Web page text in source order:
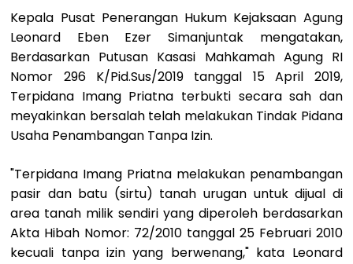
Kepala Pusat Penerangan Hukum Kejaksaan Agung
Leonard Eben Ezer Simanjuntak mengatakan,
Berdasarkan Putusan Kasasi Mahkamah Agung RI
Nomor 296 K/Pid.Sus/2019 tanggal 15 April 2019,
Terpidana Imang Priatna terbukti secara sah dan
meyakinkan bersalah telah melakukan Tindak Pidana
Usaha Penambangan Tanpa Izin.
"Terpidana Imang Priatna melakukan penambangan
pasir dan batu (sirtu) tanah urugan untuk dijual di
area tanah milik sendiri yang diperoleh berdasarkan
Akta Hibah Nomor: 72/2010 tanggal 25 Februari 2010
kecuali tanpa izin yang berwenang," kata Leonard